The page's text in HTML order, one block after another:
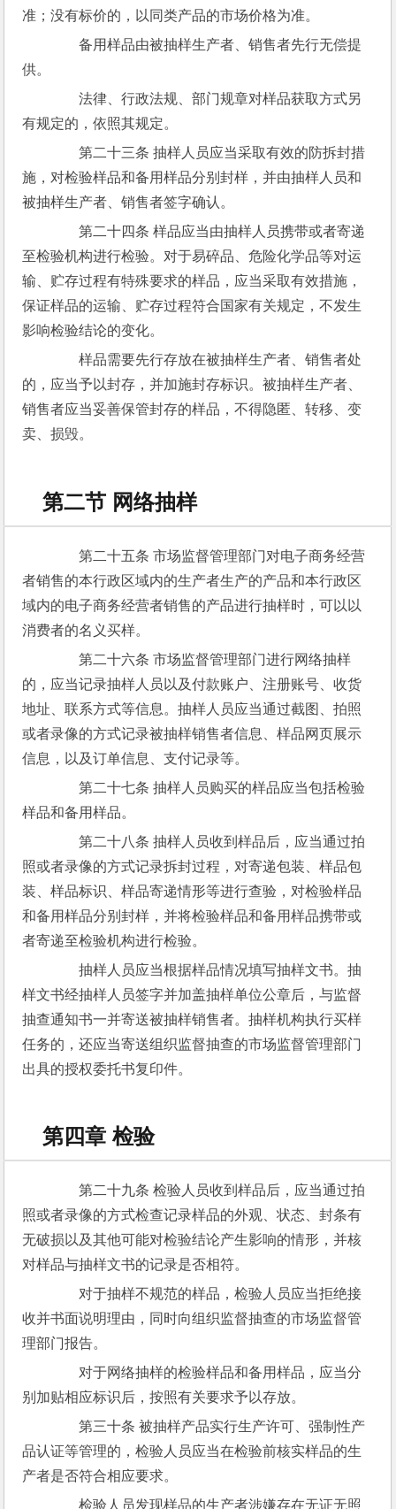
准；没有标价的，以同类产品的市场价格为准。
备用样品由被抽样生产者、销售者先行无偿提
供。
法律、行政法规、部门规章对样品获取方式另
有规定的，依照其规定。
第二十三条 抽样人员应当采取有效的防拆封措
施，对检验样品和备用样品分别封样，并由抽样人员和
被抽样生产者、销售者签字确认。
第二十四条 样品应当由抽样人员携带或者寄递
至检验机构进行检验。对于易碎品、危险化学品等对运
输、贮存过程有特殊要求的样品，应当采取有效措施，
保证样品的运输、贮存过程符合国家有关规定，不发生
影响检验结论的变化。
样品需要先行存放在被抽样生产者、销售者处
的，应当予以封存，并加施封存标识。被抽样生产者、
销售者应当妥善保管封存的样品，不得隐匿、转移、变
卖、损毁。
第二节 网络抽样
第二十五条 市场监督管理部门对电子商务经营
者销售的本行政区域内的生产者生产的产品和本行政区
域内的电子商务经营者销售的产品进行抽样时，可以以
消费者的名义买样。
第二十六条 市场监督管理部门进行网络抽样
的，应当记录抽样人员以及付款账户、注册账号、收货
地址、联系方式等信息。抽样人员应当通过截图、拍照
或者录像的方式记录被抽样销售者信息、样品网页展示
信息，以及订单信息、支付记录等。
第二十七条 抽样人员购买的样品应当包括检验
样品和备用样品。
第二十八条 抽样人员收到样品后，应当通过拍
照或者录像的方式记录拆封过程，对寄递包装、样品包
装、样品标识、样品寄递情形等进行查验，对检验样品
和备用样品分别封样，并将检验样品和备用样品携带或
者寄递至检验机构进行检验。
抽样人员应当根据样品情况填写抽样文书。抽
样文书经抽样人员签字并加盖抽样单位公章后，与监督
抽查通知书一并寄送被抽样销售者。抽样机构执行买样
任务的，还应当寄送组织监督抽查的市场监督管理部门
出具的授权委托书复印件。
第四章 检验
第二十九条 检验人员收到样品后，应当通过拍
照或者录像的方式检查记录样品的外观、状态、封条有
无破损以及其他可能对检验结论产生影响的情形，并核
对样品与抽样文书的记录是否相符。
对于抽样不规范的样品，检验人员应当拒绝接
收并书面说明理由，同时向组织监督抽查的市场监督管
理部门报告。
对于网络抽样的检验样品和备用样品，应当分
别加贴相应标识后，按照有关要求予以存放。
第三十条 被抽样产品实行生产许可、强制性产
品认证等管理的，检验人员应当在检验前核实样品的生
产者是否符合相应要求。
检验人员发现样品的生产者涉嫌存在无证无照